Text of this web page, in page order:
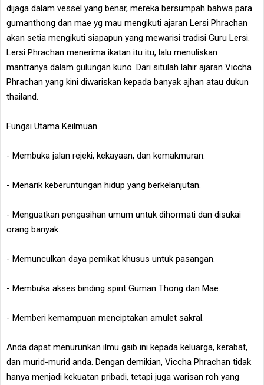
dijaga dalam vessel yang benar, mereka bersumpah bahwa para
gumanthong dan mae yg mau mengikuti ajaran Lersi Phrachan
akan setia mengikuti siapapun yang mewarisi tradisi Guru Lersi.
Lersi Phrachan menerima ikatan itu itu, lalu menuliskan
mantranya dalam gulungan kuno. Dari situlah lahir ajaran Viccha
Phrachan yang kini diwariskan kepada banyak ajhan atau dukun
thailand.
Fungsi Utama Keilmuan
- Membuka jalan rejeki, kekayaan, dan kemakmuran.
- Menarik keberuntungan hidup yang berkelanjutan.
- Menguatkan pengasihan umum untuk dihormati dan disukai
orang banyak.
- Memunculkan daya pemikat khusus untuk pasangan.
- Membuka akses binding spirit Guman Thong dan Mae.
- Memberi kemampuan menciptakan amulet sakral.
Anda dapat menurunkan ilmu gaib ini kepada keluarga, kerabat,
dan murid-murid anda. Dengan demikian, Viccha Phrachan tidak
hanya menjadi kekuatan pribadi, tetapi juga warisan roh yang